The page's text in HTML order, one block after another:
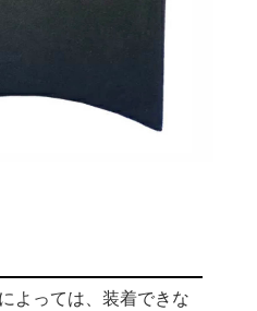
よっては、装着できな